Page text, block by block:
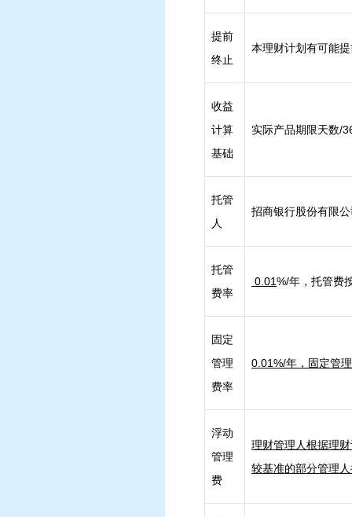
提前
终止
本理财计划有可能
收益
计算
基础
实际产品期限天数/
托管
人
招商银行股份有限
托管
费率
0.01%/年，托管费
固定
管理
费率
0. 01%/年，固定管
浮动
管理
费
理财管理人根据理
较基准的部分管理